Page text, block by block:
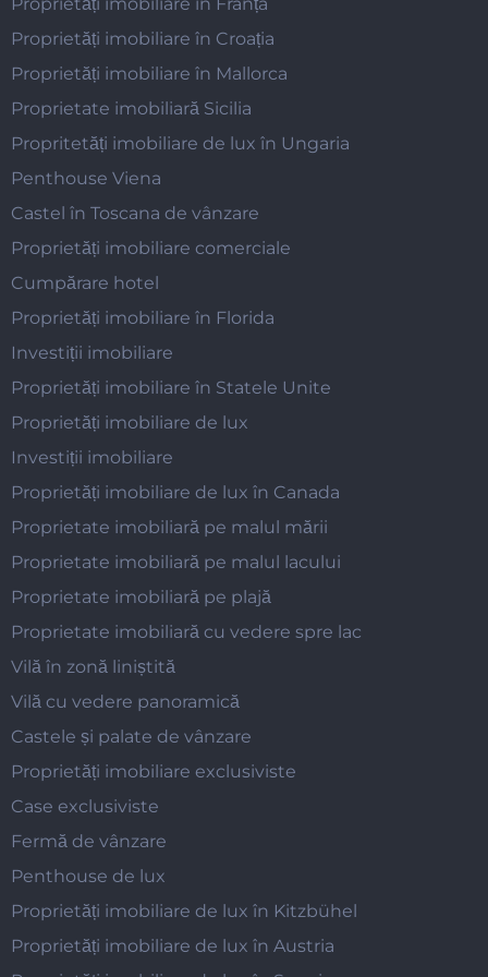
Proprietăți imobiliare în Croația
Proprietăți imobiliare în Mallorca
Proprietate imobiliară Sicilia
Propritetăți imobiliare de lux în Ungaria
Penthouse Viena
Castel în Toscana de vânzare
Proprietăți imobiliare comerciale
Cumpărare hotel
Proprietăți imobiliare în Florida
Investiții imobiliare
Proprietăți imobiliare în Statele Unite
Proprietăți imobiliare de lux
Investiții imobiliare
Proprietăți imobiliare de lux în Canada
Proprietate imobiliară pe malul mării
Proprietate imobiliară pe malul lacului
Proprietate imobiliară pe plajă
Proprietate imobiliară cu vedere spre lac
Vilă în zonă liniștită
Vilă cu vedere panoramică
Castele și palate de vânzare
Proprietăți imobiliare exclusiviste
Case exclusiviste
Fermă de vânzare
Penthouse de lux
Proprietăți imobiliare de lux în Kitzbühel
Proprietăți imobiliare de lux în Austria